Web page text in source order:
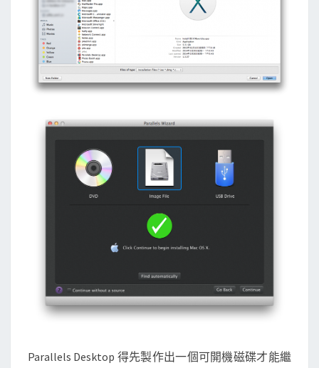
Parallels Desktop 得先製作出一個可開機磁碟才能繼